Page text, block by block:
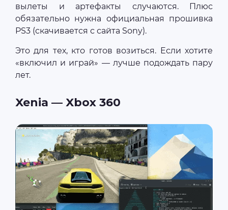
вылеты и артефакты случаются. Плюс
обязательно нужна официальная прошивка
PS3 (скачивается с сайта Sony).
Это для тех, кто готов возиться. Если хотите
«включил и играй» — лучше подождать пару
лет.
Xenia — Xbox 360